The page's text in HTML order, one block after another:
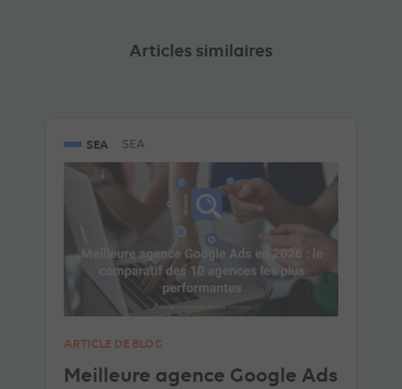
Articles similaires
SEA SEA
ARTICLE DE BLOG
Meilleure agence Google Ads